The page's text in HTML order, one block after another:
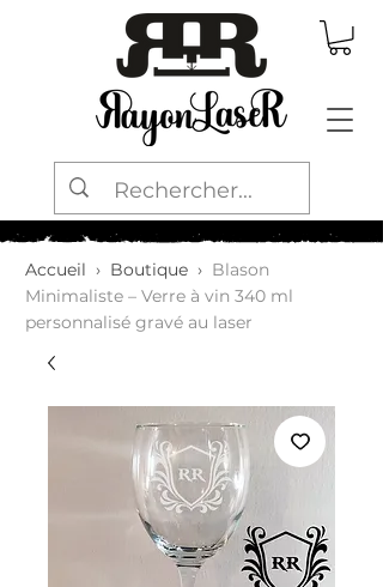
Accueil › Boutique › Blason
Minimaliste – Verre à vin 340 ml
personnalisé gravé au laser